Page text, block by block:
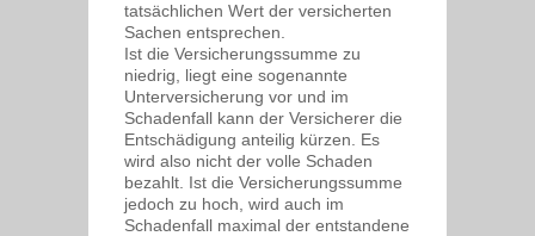
tatsächlichen Wert der versicherten
Sachen entsprechen.
Ist die Versicherungssumme zu
niedrig, liegt eine sogenannte
Unterversicherung vor und im
Schadenfall kann der Versicherer die
Entschädigung anteilig kürzen. Es
wird also nicht der volle Schaden
bezahlt. Ist die Versicherungssumme
jedoch zu hoch, wird auch im
Schadenfall maximal der entstandene